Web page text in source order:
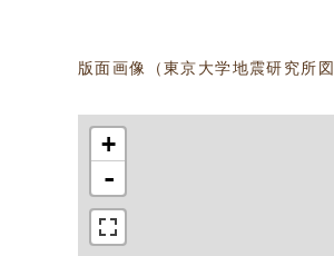
版面画像（東京大学地震研究所図
+
-